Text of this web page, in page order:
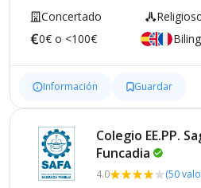
Concertado
0€ o <100€
Información Guardar
Colegio EE.PP.
Funcadia
4.0 (50